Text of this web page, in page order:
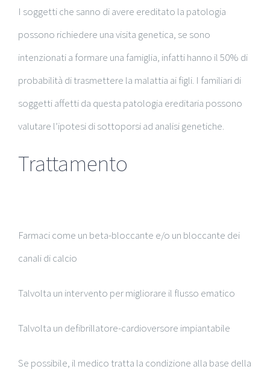
I soggetti che sanno di avere ereditato la patologia
possono richiedere una visita genetica, se sono
intenzionati a formare una famiglia, infatti hanno il 50% di
probabilità di trasmettere la malattia ai figli. I familiari di
soggetti affetti da questa patologia ereditaria possono
valutare l’ipotesi di sottoporsi ad analisi genetiche.
Trattamento
Farmaci come un beta-bloccante e/o un bloccante dei
canali di calcio
Talvolta un intervento per migliorare il flusso ematico
Talvolta un defibrillatore-cardioversore impiantabile
Se possibile, il medico tratta la condizione alla base della